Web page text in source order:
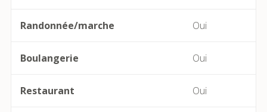
Randonnée/marche Oui
Boulangerie Oui
Restaurant Oui